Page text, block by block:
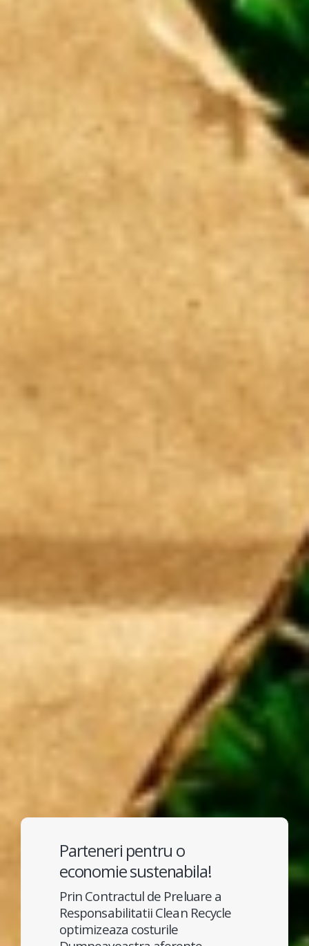
Parteneri pentru o
economie sustenabila!
Prin Contractul de Preluare a
Responsabilitatii Clean Recycle
optimizeaza costurile